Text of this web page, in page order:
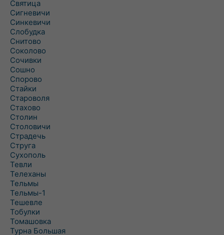
Святица
Сигневичи
Синкевичи
Слобудка
Снитово
Соколово
Сочивки
Сошно
Спорово
Стайки
Староволя
Стахово
Столин
Столовичи
Страдечь
Струга
Сухополь
Тевли
Телеханы
Тельмы
Тельмы-1
Тешевле
Тобулки
Томашовка
Турна Большая